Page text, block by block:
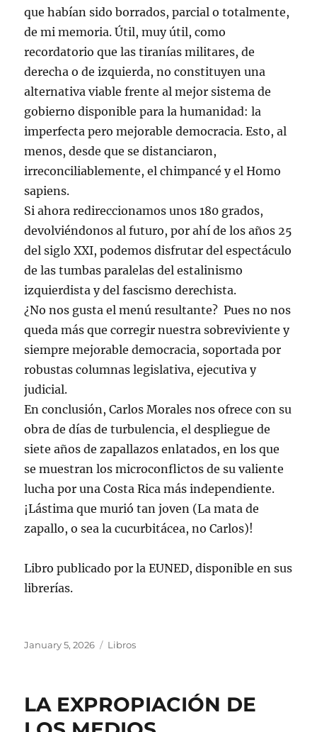
que habían sido borrados, parcial o totalmente,
de mi memoria. Útil, muy útil, como
recordatorio que las tiranías militares, de
derecha o de izquierda, no constituyen una
alternativa viable frente al mejor sistema de
gobierno disponible para la humanidad: la
imperfecta pero mejorable democracia. Esto, al
menos, desde que se distanciaron,
irreconciliablemente, el chimpancé y el Homo
sapiens.
Si ahora redireccionamos unos 180 grados,
devolviéndonos al futuro, por ahí de los años 25
del siglo XXI, podemos disfrutar del espectáculo
de las tumbas paralelas del estalinismo
izquierdista y del fascismo derechista.
¿No nos gusta el menú resultante? Pues no nos
queda más que corregir nuestra sobreviviente y
siempre mejorable democracia, soportada por
robustas columnas legislativa, ejecutiva y
judicial.
En conclusión, Carlos Morales nos ofrece con su
obra de días de turbulencia, el despliegue de
siete años de zapallazos enlatados, en los que
se muestran los microconflictos de su valiente
lucha por una Costa Rica más independiente.
¡Lástima que murió tan joven (La mata de
zapallo, o sea la cucurbitácea, no Carlos)!
Libro publicado por la EUNED, disponible en sus
librerías.
Posted
January 5, 2026 Categories
Libros
LA EXPROPIACIÓN DE